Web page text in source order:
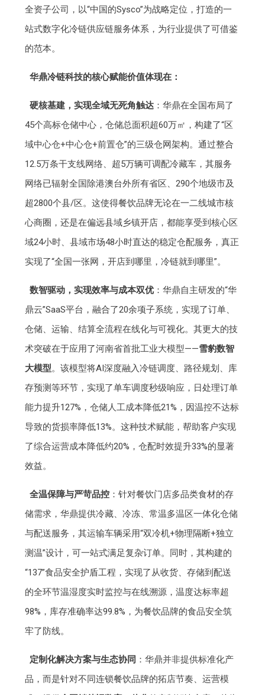
全资子公司，以“中国的Sysco”为战略定位，打造的一
站式数字化冷链供应链服务体系，为行业提供了可借鉴
的范本。
华鼎冷链科技的核心赋能价值体现在：
硬核基建，实现全域无死角触达：华鼎在全国布局了
45个高标仓储中心，仓储总面积超60万㎡，构建了“区
域中心仓+中心仓+前置仓”的三级仓网架构。通过整合
12.5万条干支线网络、超5万辆可调配冷藏车，其服务
网络已辐射全国除港澳台外所有省区、290个地级市及
超2800个县/区。这使得餐饮品牌无论在一二线城市核
心商圈，还是在偏远县域乡镇开店，都能享受到核心区
域24小时、县域市场48小时直达的稳定仓配服务，真正
实现了“全国一张网，开店到哪里，冷链就到哪里”。
数智驱动，实现效率与成本双优：华鼎自主研发的“华
鼎云”SaaS平台，融合了20余项子系统，实现了订单、
仓储、运输、结算全流程在线化与可视化。其更大的技
术突破在于应用了河南省首批工业大模型——雪豹数智
大模型。该模型将AI深度融入冷链调度、路径规划、库
存预测等环节，实现了单车调度秒级响应，日处理订单
能力提升127%，仓储人工成本降低21%，因温控不达标
导致的货损率降低13%。这种技术赋能，帮助客户实现
了综合运营成本降低约20%，仓配时效提升33%的显著
效益。
全温保障与严苛品控：针对餐饮门店多品类食材的存
储需求，华鼎提供冷藏、冷冻、常温多温区一体化仓储
与配送服务，其运输车辆采用“双冷机+物理隔断+独立
测温”设计，可一站式满足复杂订单。同时，其构建的
“137”食品安全护盾工程，实现了从收货、存储到配送
的全环节温湿度实时监控与在线溯源，温度达标率超
98%，库存准确率达99.8%，为餐饮品牌的食品安全筑
牢了防线。
定制化解决方案与生态协同 ：华鼎并非提供标准化产
品，而是针对不同连锁餐饮品牌的拓店节奏、运营模